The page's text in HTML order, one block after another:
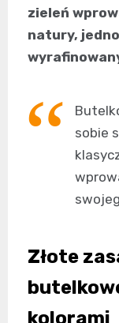
zieleń
natury,
sobie
Złote
kolorami